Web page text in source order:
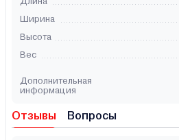
Ширина
Высота
Вес
Дополнительная
информация
Отзывы Вопросы